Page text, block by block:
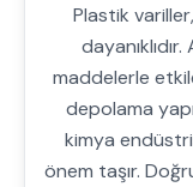
Plastik
maddelerle
depolama
kimya
önem taşır.